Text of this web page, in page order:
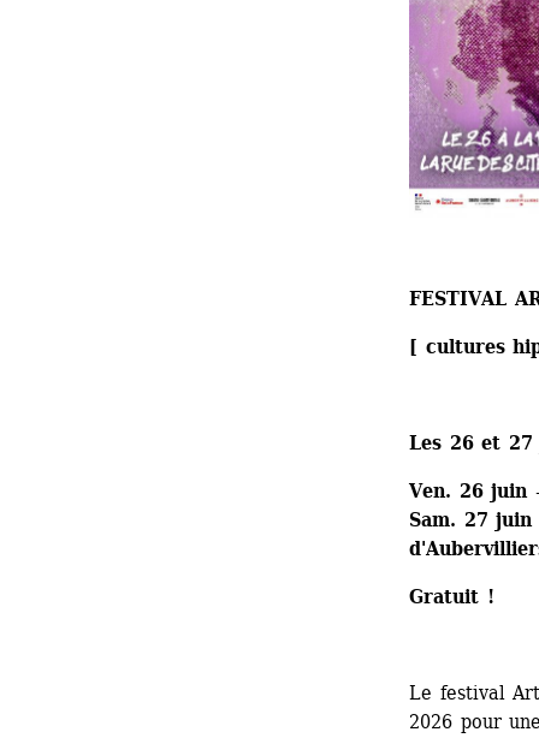
FESTIVAL
[ cultures
Les 26 et
Ven. 26 juin
Sam. 27
Gratuit !
Le festival
2026 pour